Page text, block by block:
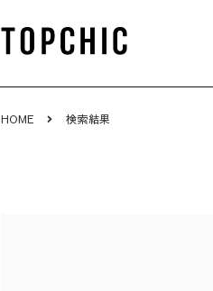
HOME 検索結果